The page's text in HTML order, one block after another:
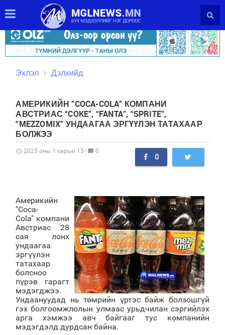
Эхлэл Дэлхийд
АМЕРИКИЙН ”COCA-COLA” КОМПАНИ
АВСТРИАС “COKE”, “FANTA”, “SPRITE”,
“MEZZOMIX” УНДААГАА ЭРГҮҮЛЭН ТАТАХААР
БОЛЖЭЭ
schedule 2025 оны 1 сарын 15 chat_bubble 0
0
Америкийн
"Coca-
Cola" компани
Австриас 28
сая лонх
ундаагаа
эргүүлэн
татахаар
болсноо
пүрэв гарагт
мэдэгджээ.
Ундаануудад нь төмрийн үртэс байж болзошгүй
гэх болгоомжлолын улмаас урьдчилан сэргийлэх
арга хэмжээ авч байгааг тус компанийн
мэдэгдэлд дурдсан байна.